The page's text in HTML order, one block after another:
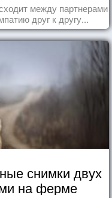
между партнерами
друг к другу...
снимки двух
на ферме